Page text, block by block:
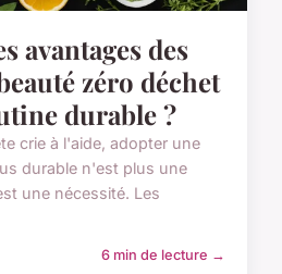
avantages des
zéro déchet
durable ?
crie à l'aide, adopter une
durable n'est plus une
une nécessité. Les
6 min de lecture →